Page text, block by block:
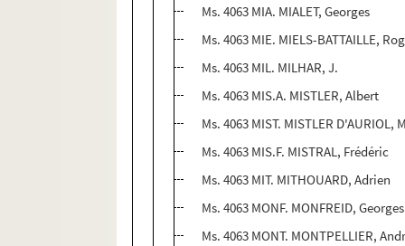
Ms. 4063 MIA. MIALET, Georges
Ms. 4063 MIE. MIELS-BATTAILLE,
Ms. 4063 MIL. MILHAR, J.
Ms. 4063 MIS.A. MISTLER, Albert
Ms. 4063 MIST. MISTLER D'AURIOL,
Ms. 4063 MIS.F. MISTRAL, Frédéric
Ms. 4063 MIT. MITHOUARD, Adrien
Ms. 4063 MONF. MONFREID,
Ms. 4063 MONT. MONTPELLIER,